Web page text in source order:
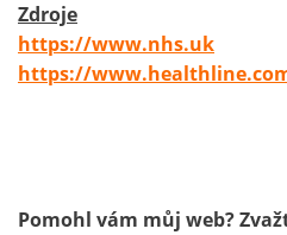
Zdroje
https://www.nhs.uk
https://
Pomohl vám můj web?